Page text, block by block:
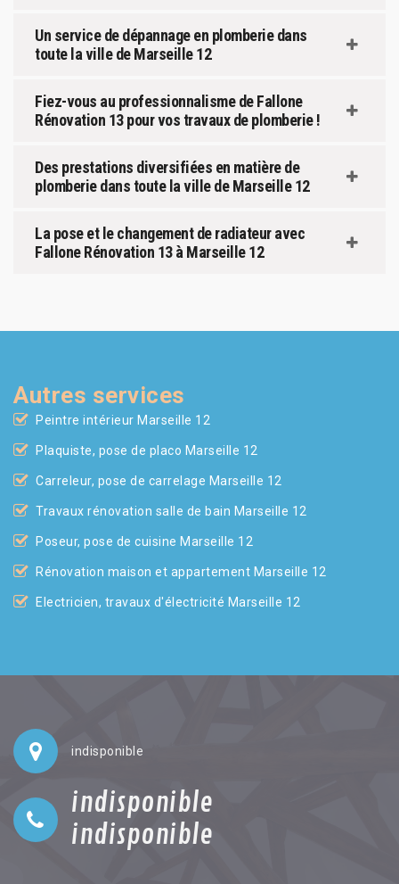
Un service de dépannage en plomberie dans
toute la ville de Marseille 12
Fiez-vous au professionnalisme de Fallone
Rénovation 13 pour vos travaux de plomberie !
Des prestations diversifiées en matière de
plomberie dans toute la ville de Marseille 12
La pose et le changement de radiateur avec
Fallone Rénovation 13 à Marseille 12
Autres services
Peintre intérieur Marseille 12
Plaquiste, pose de placo Marseille 12
Carreleur, pose de carrelage Marseille 12
Travaux rénovation salle de bain Marseille 12
Poseur, pose de cuisine Marseille 12
Rénovation maison et appartement Marseille 12
Electricien, travaux d'électricité Marseille 12
indisponible
indisponible
indisponible